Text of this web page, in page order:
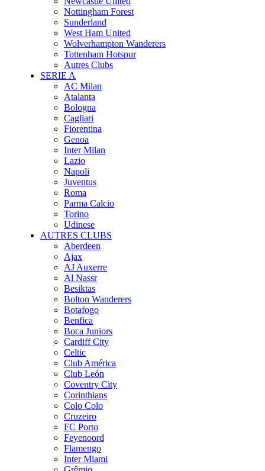
Nottingham Forest
Sunderland
West Ham United
Wolverhampton Wanderers
Tottenham Hotspur
Autres Clubs
SERIE A
AC Milan
Atalanta
Bologna
Cagliari
Fiorentina
Genoa
Inter Milan
Lazio
Napoli
Juventus
Roma
Parma Calcio
Torino
Udinese
AUTRES CLUBS
Aberdeen
Ajax
AJ Auxerre
Al Nassr
Besiktas
Bolton Wanderers
Botafogo
Benfica
Boca Juniors
Cardiff City
Celtic
Club América
Club León
Coventry City
Corinthians
Colo Colo
Cruzeiro
FC Porto
Feyenoord
Flamengo
Inter Miami